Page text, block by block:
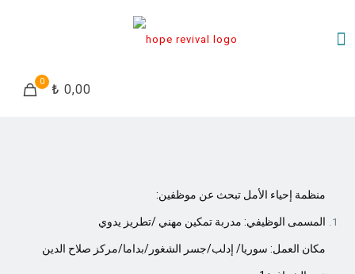
0 ₺ 0,00
:منظمة إحياء الأمل تبحث عن موظفين
المسمى الوظيفي:مدربة تمكين مهني /تطريز يدوي
مكان العمل: سوريا/ إدلب/جسر الشغور/بداما/مركز صلاح الدين